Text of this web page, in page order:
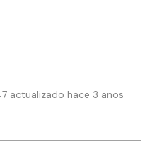
actualizado hace 3 años